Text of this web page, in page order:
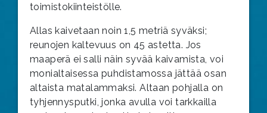
toimistokiinteistölle.
Allas kaivetaan noin 1,5 metriä syväksi;
reunojen kaltevuus on 45 astetta. Jos
maaperä ei salli näin syvää kaivamista, voi
monialtaisessa puhdistamossa jättää osan
altaista matalammaksi. Altaan pohjalla on
tyhjennysputki, jonka avulla voi tarkkailla